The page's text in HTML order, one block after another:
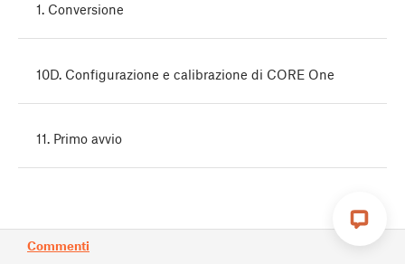
Commenti
1. Conversione
10D. Configurazione e calibrazione di CORE One
11. Primo avvio